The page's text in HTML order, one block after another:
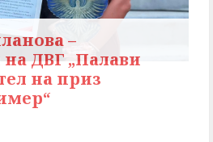
–
ДВГ „Палави
на приз